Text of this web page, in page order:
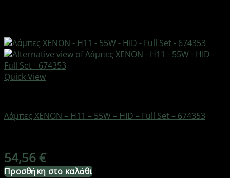
Quick View
Λάμπες XENON – H11 – 55W – HID – Full Set – 674353
54,56€
Προσθήκη στο καλάθι